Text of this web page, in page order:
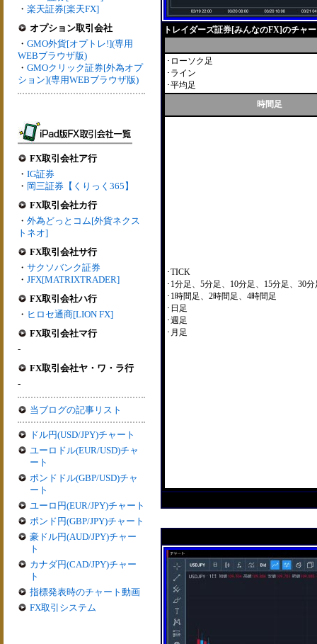
・ 楽天証券[楽天FX]
オプション取引会社
・ GMO外貨[オプトレ!](専用
WEBブラウザ版)
・ GMOクリック証券[外為オプ
ション](専用WEBブラウザ版)
FX取引会社ア行
・ IG証券
・ 岡三証券【くりっく365】
FX取引会社カ行
・ 外為どっとコム[外貨ネクス
トネオ]
FX取引会社サ行
・ サクソバンク証券
・ JFX[MATRIXTRADER]
FX取引会社ハ行
・ ヒロセ通商[LION FX]
FX取引会社マ行
-
FX取引会社ヤ・ワ・ラ行
-
当ブログの記事リスト
ドル円(USD/JPY)チャート
ユーロドル(EUR/USD)チャ
ート
ポンドドル(GBP/USD)チャ
ート
ユーロ円(EUR/JPY)チャート
ポンド円(GBP/JPY)チャート
豪ドル円(AUD/JPY)チャー
ト
カナダ円(CAD/JPY)チャー
ト
指標発表時のチャート動画
FX取引システム
トレイダーズ証券[みんなのFX]のチャ
･ローソク足
･ライン
･平均足
時間足
･TICK
･1分足、5分足、10分足、15分足、30分
･1時間足、2時間足、4時間足
･日足
･週足
･月足